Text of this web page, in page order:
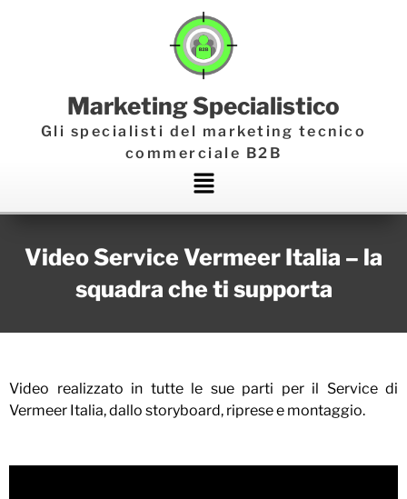
Marketing Specialistico
Gli specialisti del marketing tecnico
commerciale B2B
Main
Menu
Video Service Vermeer Italia – la
squadra che ti supporta
Video realizzato in tutte le sue parti per il Service di
Vermeer Italia, dallo storyboard, riprese e montaggio.